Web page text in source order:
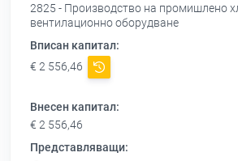
2825 - Производство на промишлено
вентилационно оборудване
Вписан капитал:
€ 2 556,46
Внесен капитал:
€ 2 556,46
Представляващи: